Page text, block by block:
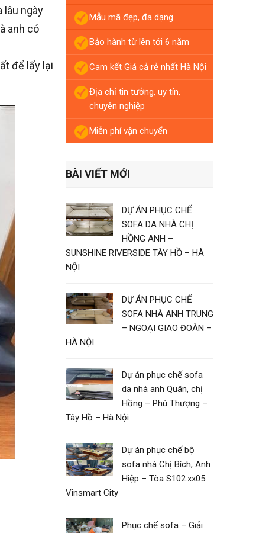
lâu ngày
anh có
để lấy lại
Mẫu mã đẹp, đa dạng
Bảo hành từ lên tới 6 năm
Cam kết Giá cả rẻ nhất Hà Nội
Địa chỉ tin tưởng, uy tín,
chuyên nghiệp
Miễn phí vận chuyển
BÀI VIẾT MỚI
DỰ ÁN PHỤC CHẾ
SOFA DA NHÀ CHỊ
HỒNG ANH –
SUNSHINE RIVERSIDE TÂY HỒ – HÀ
NỘI
DỰ ÁN PHỤC CHẾ
SOFA NHÀ ANH TRUNG
– NGOẠI GIAO ĐOÀN –
HÀ NỘI
Dự án phục chế sofa
da nhà anh Quân, chị
Hồng – Phú Thượng –
Tây Hồ – Hà Nội
Dự án phục chế bộ
sofa nhà Chị Bích, Anh
Hiệp – Tòa S102.xx05
Vinsmart City
Phục chế sofa – Giải